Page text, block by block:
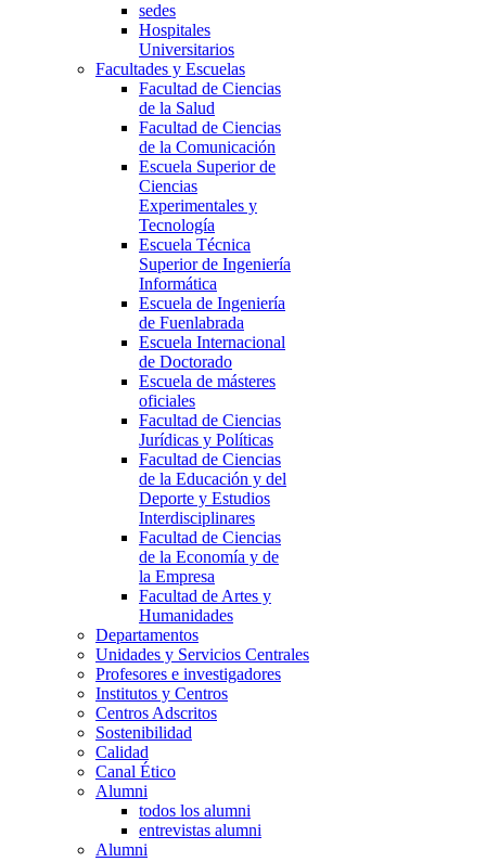
sedes
Hospitales
Universitarios
Facultades y Escuelas
Facultad de Ciencias
de la Salud
Facultad de Ciencias
de la Comunicación
Escuela Superior de
Ciencias
Experimentales y
Tecnología
Escuela Técnica
Superior de Ingeniería
Informática
Escuela de Ingeniería
de Fuenlabrada
Escuela Internacional
de Doctorado
Escuela de másteres
oficiales
Facultad de Ciencias
Jurídicas y Políticas
Facultad de Ciencias
de la Educación y del
Deporte y Estudios
Interdisciplinares
Facultad de Ciencias
de la Economía y de
la Empresa
Facultad de Artes y
Humanidades
Departamentos
Unidades y Servicios Centrales
Profesores e investigadores
Institutos y Centros
Centros Adscritos
Sostenibilidad
Calidad
Canal Ético
Alumni
todos los alumni
entrevistas alumni
Alumni